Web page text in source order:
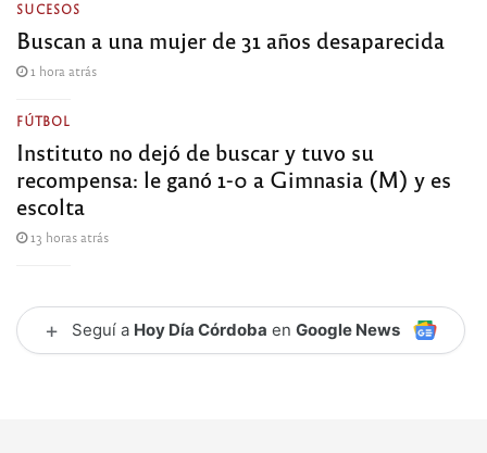
SUCESOS
Buscan a una mujer de 31 años desaparecida
1 hora atrás
FÚTBOL
Instituto no dejó de buscar y tuvo su
recompensa: le ganó 1-0 a Gimnasia (M) y es
escolta
13 horas atrás
+ Seguí a Hoy Día Córdoba en Google News